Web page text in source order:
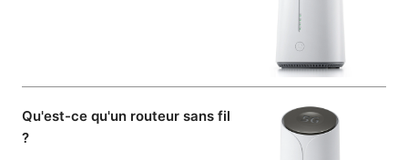
Qu'est-ce qu'un routeur sans fil
?